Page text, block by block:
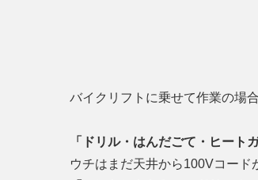
バイクリフトに乗せて作業の場
「ドリル・はんだごて・ヒート
ウチはまだ天井から100Vコー